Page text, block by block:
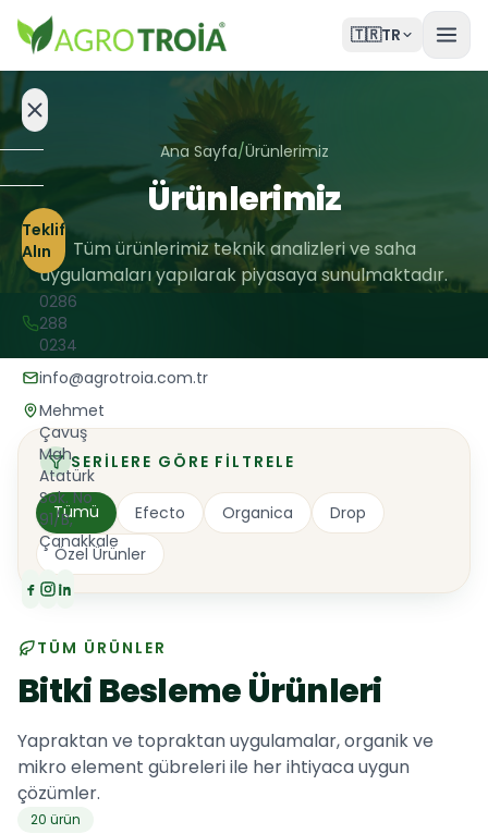
🇹🇷TR
Ana
Sayfa
Ürünlerimiz
Gübreleme
Besleme
Takvimi
Güncel
Haberler
Hakkımızda
İletişim
Katalog
Teklif
Alın
0286
288
0234
info@agrotroia.com.tr
Mehmet
Çavuş
Mah.
Atatürk
Sok. No
91/B,
Çanakkale
Ana Sayfa/Ürünlerimiz
Ürünlerimiz
Tüm ürünlerimiz teknik analizleri ve saha
uygulamaları yapılarak piyasaya sunulmaktadır.
SERILERE GÖRE FILTRELE
Tümü Efecto Organica
Drop
Özel Ürünler
TÜM ÜRÜNLER
Bitki Besleme Ürünleri
Yapraktan ve topraktan uygulamalar, organik ve
mikro element gübreleri ile her ihtiyaca uygun
çözümler.
20 ürün